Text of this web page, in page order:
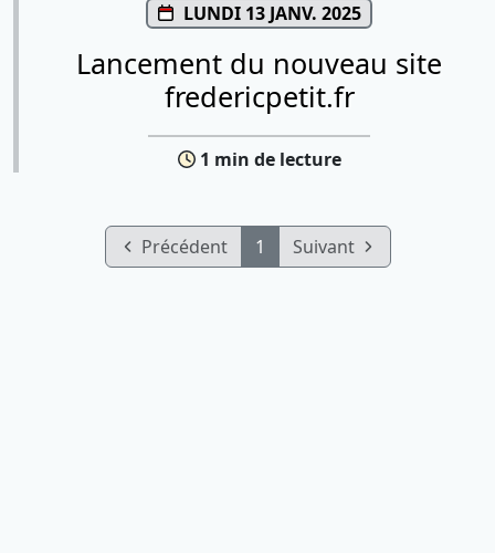
LUNDI 13 JANV. 2025
Lancement du nouveau site
fredericpetit.fr
1 min de lecture
Précédent 1 Suivant